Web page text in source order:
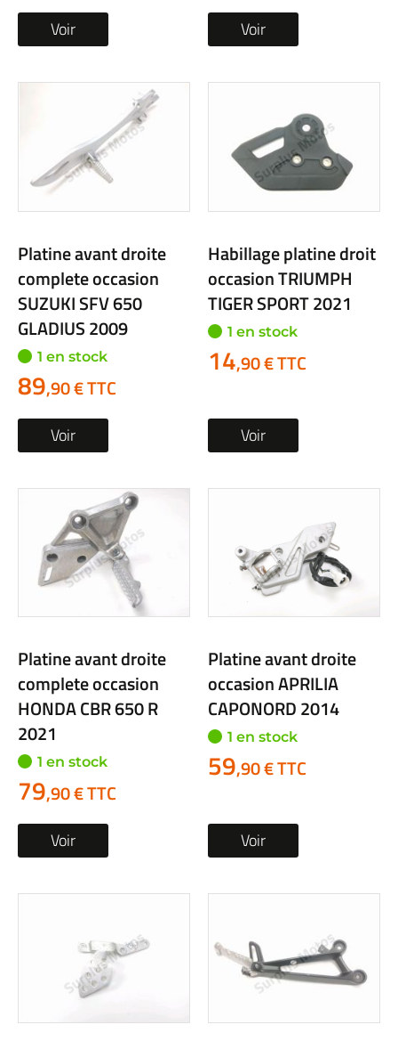
Voir Voir
Platine avant droite
complete occasion
SUZUKI SFV 650
GLADIUS 2009
1 en stock
89,90 € TTC
Voir
Habillage platine droit
occasion TRIUMPH
TIGER SPORT 2021
1 en stock
14,90 € TTC
Voir
Platine avant droite
complete occasion
HONDA CBR 650 R
2021
1 en stock
79,90 € TTC
Voir
Platine avant droite
occasion APRILIA
CAPONORD 2014
1 en stock
59,90 € TTC
Voir